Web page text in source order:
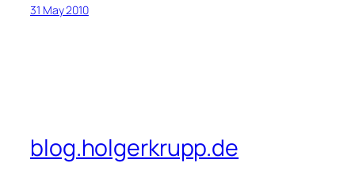
31 May 2010
blog.holgerkrupp.de